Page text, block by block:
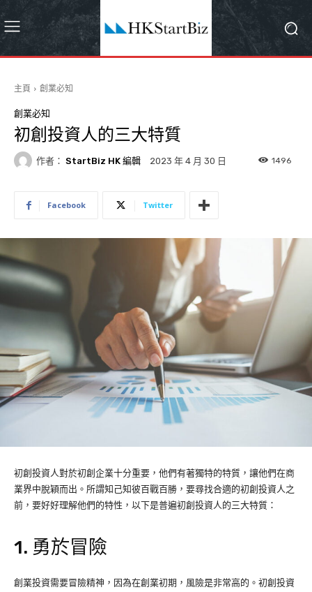
主頁 創業必知
創業必知
初創投資人的三大特質
作者： StartBiz HK 編輯 2023 年 4 月 30 日 1496
Facebook Twitter
初創投資人對於初創企業十分重要，他們有著獨特的特質，讓他們在商
業界中脫穎而出。所謂知己知彼百戰百勝，要尋找合適的初創投資人之
前，要好好理解他們的特性，以下是普遍初創投資人的三大特質：
1. 勇於冒險
創業投資需要冒險精神，因為在創業初期，風險是非常高的。初創投資